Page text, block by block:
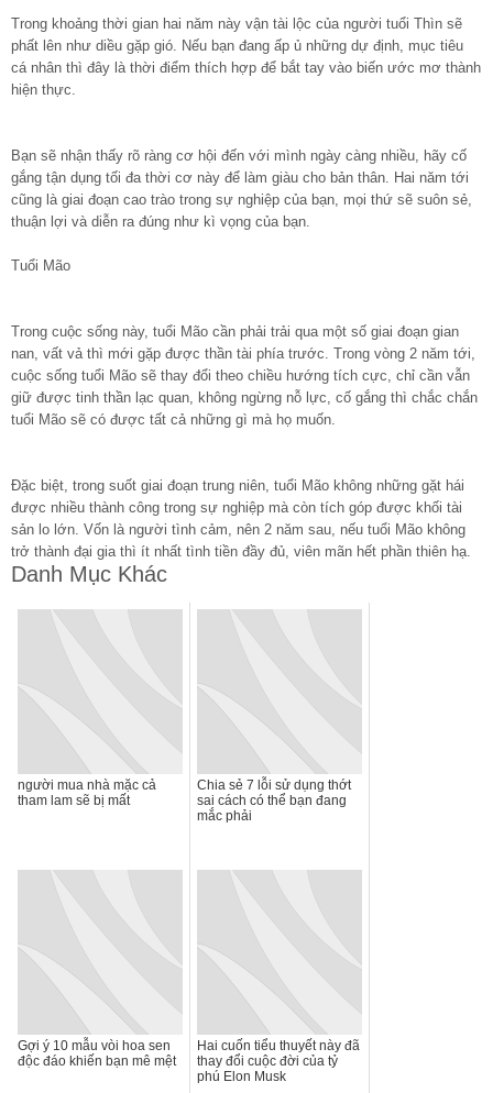
Trong khoảng thời gian hai năm này vận tài lộc của người tuổi Thìn sẽ
phất lên như diều gặp gió. Nếu bạn đang ấp ủ những dự định, mục tiêu
cá nhân thì đây là thời điểm thích hợp để bắt tay vào biến ước mơ thành
hiện thực.
Bạn sẽ nhận thấy rõ ràng cơ hội đến với mình ngày càng nhiều, hãy cố
gắng tận dụng tối đa thời cơ này để làm giàu cho bản thân. Hai năm tới
cũng là giai đoạn cao trào trong sự nghiệp của bạn, mọi thứ sẽ suôn sẻ,
thuận lợi và diễn ra đúng như kì vọng của bạn.
Tuổi Mão
Trong cuộc sống này, tuổi Mão cần phải trải qua một số giai đoạn gian
nan, vất vả thì mới gặp được thần tài phía trước. Trong vòng 2 năm tới,
cuộc sống tuổi Mão sẽ thay đổi theo chiều hướng tích cực, chỉ cần vẫn
giữ được tinh thần lạc quan, không ngừng nỗ lực, cố gắng thì chắc chắn
tuổi Mão sẽ có được tất cả những gì mà họ muốn.
Đặc biệt, trong suốt giai đoạn trung niên, tuổi Mão không những gặt hái
được nhiều thành công trong sự nghiệp mà còn tích góp được khối tài
sản lo lớn. Vốn là người tình cảm, nên 2 năm sau, nếu tuổi Mão không
trở thành đại gia thì ít nhất tình tiền đầy đủ, viên mãn hết phần thiên hạ.
Danh Mục Khác
người mua nhà mặc cả
tham lam sẽ bị mất
Chia sẻ 7 lỗi sử dụng thớt
sai cách có thể bạn đang
mắc phải
Gợi ý 10 mẫu vòi hoa sen
độc đáo khiến bạn mê mệt
Hai cuốn tiểu thuyết này đã
thay đổi cuộc đời của tỷ
phú Elon Musk